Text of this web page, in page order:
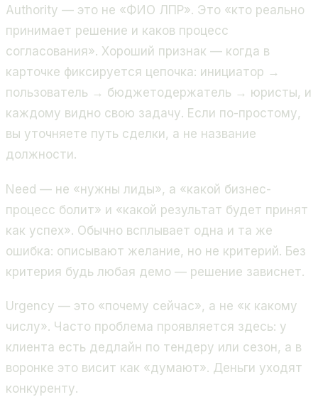
Authority — это не «ФИО ЛПР». Это «кто реально
принимает решение и каков процесс
согласования». Хороший признак — когда в
карточке фиксируется цепочка: инициатор →
пользователь → бюджетодержатель → юристы, и
каждому видно свою задачу. Если по-простому,
вы уточняете путь сделки, а не название
должности.
Need — не «нужны лиды», а «какой бизнес-
процесс болит» и «какой результат будет принят
как успех». Обычно всплывает одна и та же
ошибка: описывают желание, но не критерий. Без
критерия будь любая демо — решение зависнет.
Urgency — это «почему сейчас», а не «к какому
числу». Часто проблема проявляется здесь: у
клиента есть дедлайн по тендеру или сезон, а в
воронке это висит как «думают». Деньги уходят
конкуренту.